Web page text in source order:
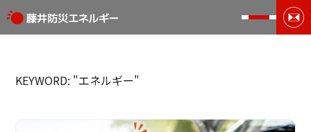
KEYWORD: "エネルギー"